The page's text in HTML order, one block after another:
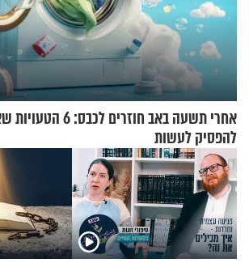
אחרי תשעה באב חוזרים
להפסיק לעשות